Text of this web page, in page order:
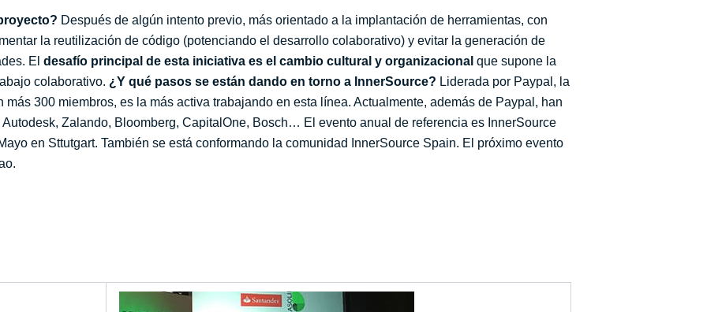
Después de algún intento previo, más orientado a la implantación de herramientas, con
la reutilización de código (potenciando el desarrollo colaborativo) y evitar la generación de
El desafío principal de esta iniciativa es el cambio cultural y organizacional que supone la
colaborativo. ¿Y qué pasos se están dando en torno a InnerSource? Liderada por Paypal, la
más 300 miembros, es la más activa trabajando en esta línea. Actualmente, además de Paypal, han
Zalando, Bloomberg, CapitalOne, Bosch… El evento anual de referencia es InnerSource
en Sttutgart. También se está conformando la comunidad InnerSource Spain. El próximo evento